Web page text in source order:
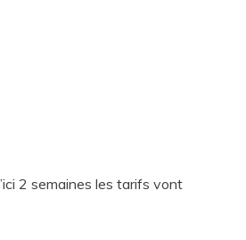
2 semaines les tarifs vont